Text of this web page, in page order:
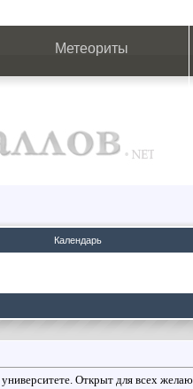
Метеориты
Календарь
Открыт для всех